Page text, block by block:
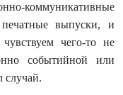
коммуникативные
выпуски, и
чего-то не
событийной или
случай.